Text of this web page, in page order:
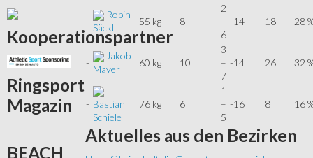
-
Robin
Säckl
55 kg 8
2
–
6
-14 18 28
-
Jakob
Mayer
60 kg 10
3
–
7
-14 26 32
- Bastian
Schiele
76 kg 6
1
–
5
-16 8 16
Aktuelles aus den Bezirken
Kooperationspartner
Ringsport
Magazin
BEACH